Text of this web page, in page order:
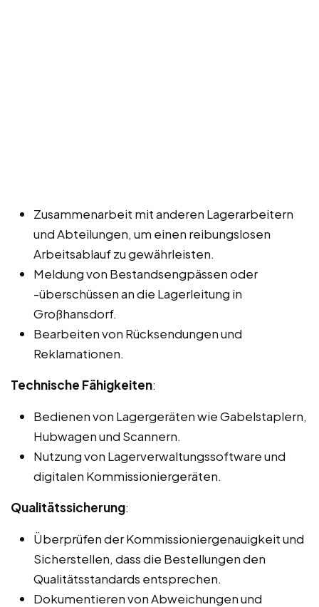
Zusammenarbeit mit anderen Lagerarbeitern
und Abteilungen, um einen reibungslosen
Arbeitsablauf zu gewährleisten.
Meldung von Bestandsengpässen oder
-überschüssen an die Lagerleitung in
Großhansdorf.
Bearbeiten von Rücksendungen und
Reklamationen.
Technische Fähigkeiten:
Bedienen von Lagergeräten wie Gabelstaplern,
Hubwagen und Scannern.
Nutzung von Lagerverwaltungssoftware und
digitalen Kommissioniergeräten.
Qualitätssicherung:
Überprüfen der Kommissioniergenauigkeit und
Sicherstellen, dass die Bestellungen den
Qualitätsstandards entsprechen.
Dokumentieren von Abweichungen und